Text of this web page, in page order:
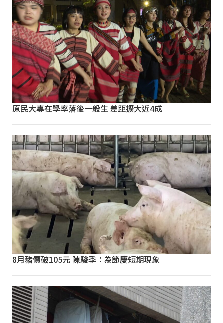
原民大專在學率落後一般生 差距擴大近4成
8月豬價破105元 陳駿季：為節慶短期現象